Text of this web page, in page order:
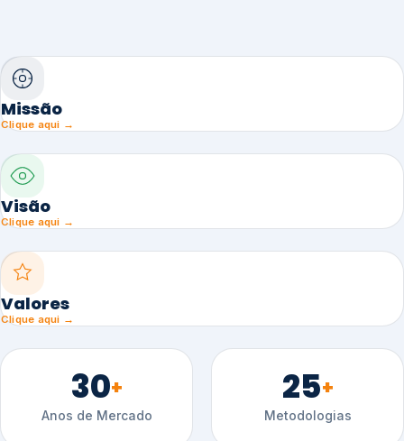
Missão
Clique aqui →
Visão
Clique aqui →
Valores
Clique aqui →
30+
Anos de Mercado
25+
Metodologias